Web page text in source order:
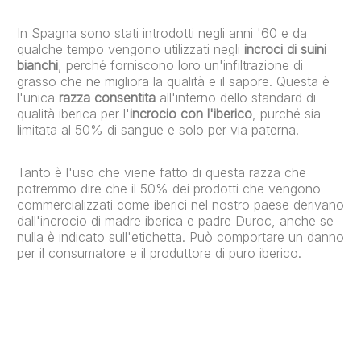
In Spagna sono stati introdotti negli anni '60 e da
qualche tempo vengono utilizzati negli incroci di suini
bianchi, perché forniscono loro un'infiltrazione di
grasso che ne migliora la qualità e il sapore. Questa è
l'unica razza consentita all'interno dello standard di
qualità iberica per l'incrocio con l'iberico, purché sia ​​​​
limitata al 50% di sangue e solo per via paterna.
Tanto è l'uso che viene fatto di questa razza che
potremmo dire che il 50% dei prodotti che vengono
commercializzati come iberici nel nostro paese derivano
dall'incrocio di madre iberica e padre Duroc, anche se
nulla è indicato sull'etichetta. Può comportare un danno
per il consumatore e il produttore di puro iberico.